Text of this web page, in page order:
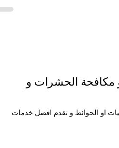
تسربات المياة و مكافحة الحشرات و
او الحوائط و تقدم افضل خدمات